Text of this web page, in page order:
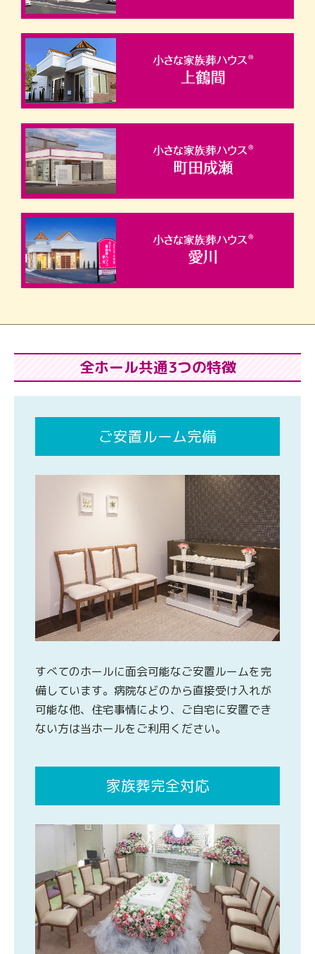
全ホール共通3つの特徴
ご安置ルーム完備
すべてのホールに面会可能なご安置ルームを完
備しています。病院などのから直接受け入れが
可能な他、住宅事情により、ご自宅に安置でき
ない方は当ホールをご利用ください。
家族葬完全対応